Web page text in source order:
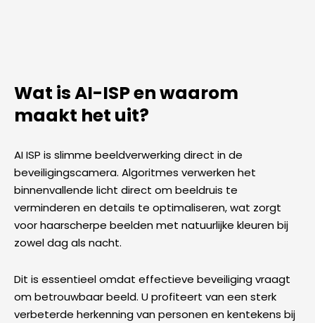
Wat is AI-ISP en waarom
maakt het uit?
AI ISP is slimme beeldverwerking direct in de
beveiligingscamera. Algoritmes verwerken het
binnenvallende licht direct om beeldruis te
verminderen en details te optimaliseren, wat zorgt
voor haarscherpe beelden met natuurlijke kleuren bij
zowel dag als nacht.
Dit is essentieel omdat effectieve beveiliging vraagt
om betrouwbaar beeld. U profiteert van een sterk
verbeterde herkenning van personen en kentekens bij